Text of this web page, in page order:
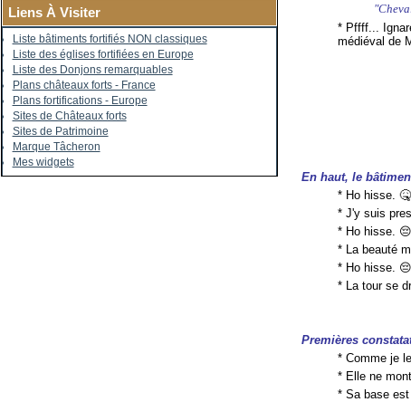
Liens À Visiter
Liste bâtiments fortifiés NON classiques
Liste des églises fortifiées en Europe
Liste des Donjons remarquables
Plans châteaux forts - France
Plans fortifications - Europe
Sites de Châteaux forts
Sites de Patrimoine
Marque Tâcheron
Mes widgets
* Pffff...
médiéval de
En haut, le
* Ho hisse. 🤒
* J'y suis
* Ho hisse. 😔
* La beauté
* Ho hisse. 😔
* La tour se
Premières
* Comme je
* Elle ne
* Sa base